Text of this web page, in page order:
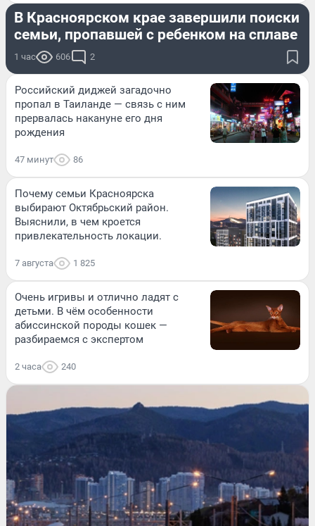
В Красноярском крае завершили поиски
семьи, пропавшей с ребенком на сплаве
1 час 606 2
Российский диджей загадочно
пропал в Таиланде — связь с ним
прервалась накануне его дня
рождения
47 минут 86
Почему семьи Красноярска
выбирают Октябрьский район.
Выяснили, в чем кроется
привлекательность локации.
7 августа 1 825
Очень игривы и отлично ладят с
детьми. В чём особенности
абиссинской породы кошек —
разбираемся с экспертом
2 часа 240